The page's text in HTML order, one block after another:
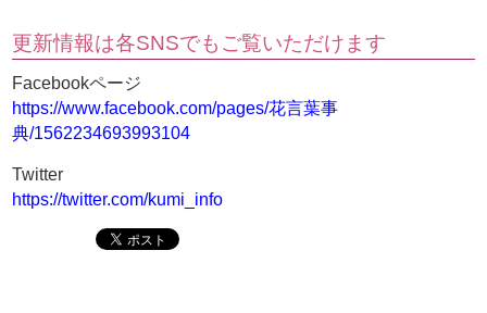
更新情報は各SNSでもご覧いただけます
Facebookページ
https://www.facebook.com/pages/花言葉事
典/1562234693993104
Twitter
https://twitter.com/kumi_info